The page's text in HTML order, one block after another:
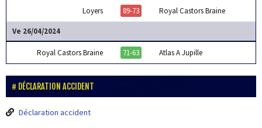
Loyers 89-73 Royal Castors Braine
Ve 26/04/2024
Royal Castors Braine 71-63 Atlas A Jupille
DÉCLARATION ACCIDENT
Déclaration accident